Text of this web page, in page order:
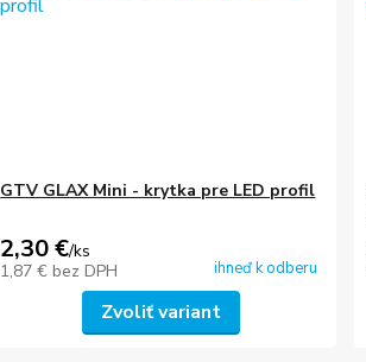
GTV GLAX Mini - krytka pre LED profil
2,30 €/ks
1,87 € bez DPH ihneď k odberu
Zvoliť variant